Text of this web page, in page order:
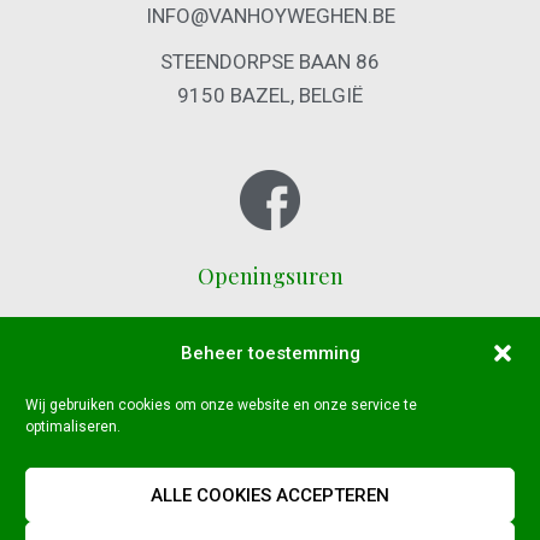
Beheer toestemming
Wij gebruiken cookies om onze website en onze service te
optimaliseren.
ALLE COOKIES ACCEPTEREN
INFO@VANHOYWEGHEN.BE
STEENDORPSE BAAN 86
9150 BAZEL, BELGIË
Openingsuren
8U30 – 12U00 & 13U30 – 18U00
ZATERDAG :
8U30 – 16U00 (ATELIER OPEN TOT 12U)